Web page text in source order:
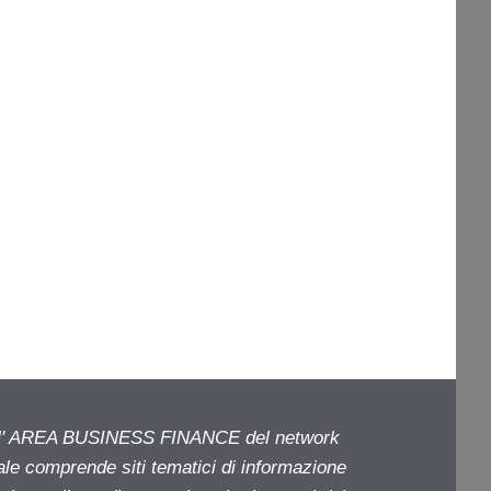
BUSINESS FINANCE del network
comprende siti tematici di informazione